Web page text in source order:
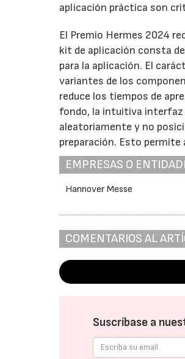
aplicación práctica son
El Premio Hermes 2024
kit de aplicación consta
para la aplicación. El
variantes de los
reduce los tiempos de
fondo, la intuitiva interfaz
aleatoriamente y no
preparación. Esto
EMPRESAS O
Hannover Messe
COMENTARIOS AL
Suscríbase a